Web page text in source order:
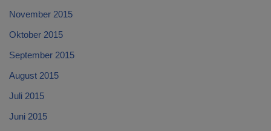
November 2015
Oktober 2015
September 2015
August 2015
Juli 2015
Juni 2015